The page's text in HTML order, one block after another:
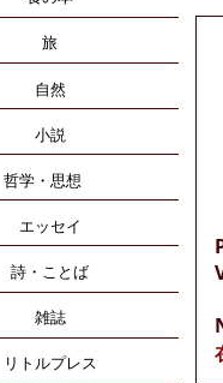
旅
自然
小説
哲学・思想
エッセイ
詩・ことば
雑誌
リトルプレス